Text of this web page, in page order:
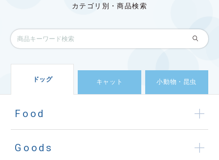
カテゴリ別・商品検索
ドッグ キャット 小動物・昆虫
Food
Goods